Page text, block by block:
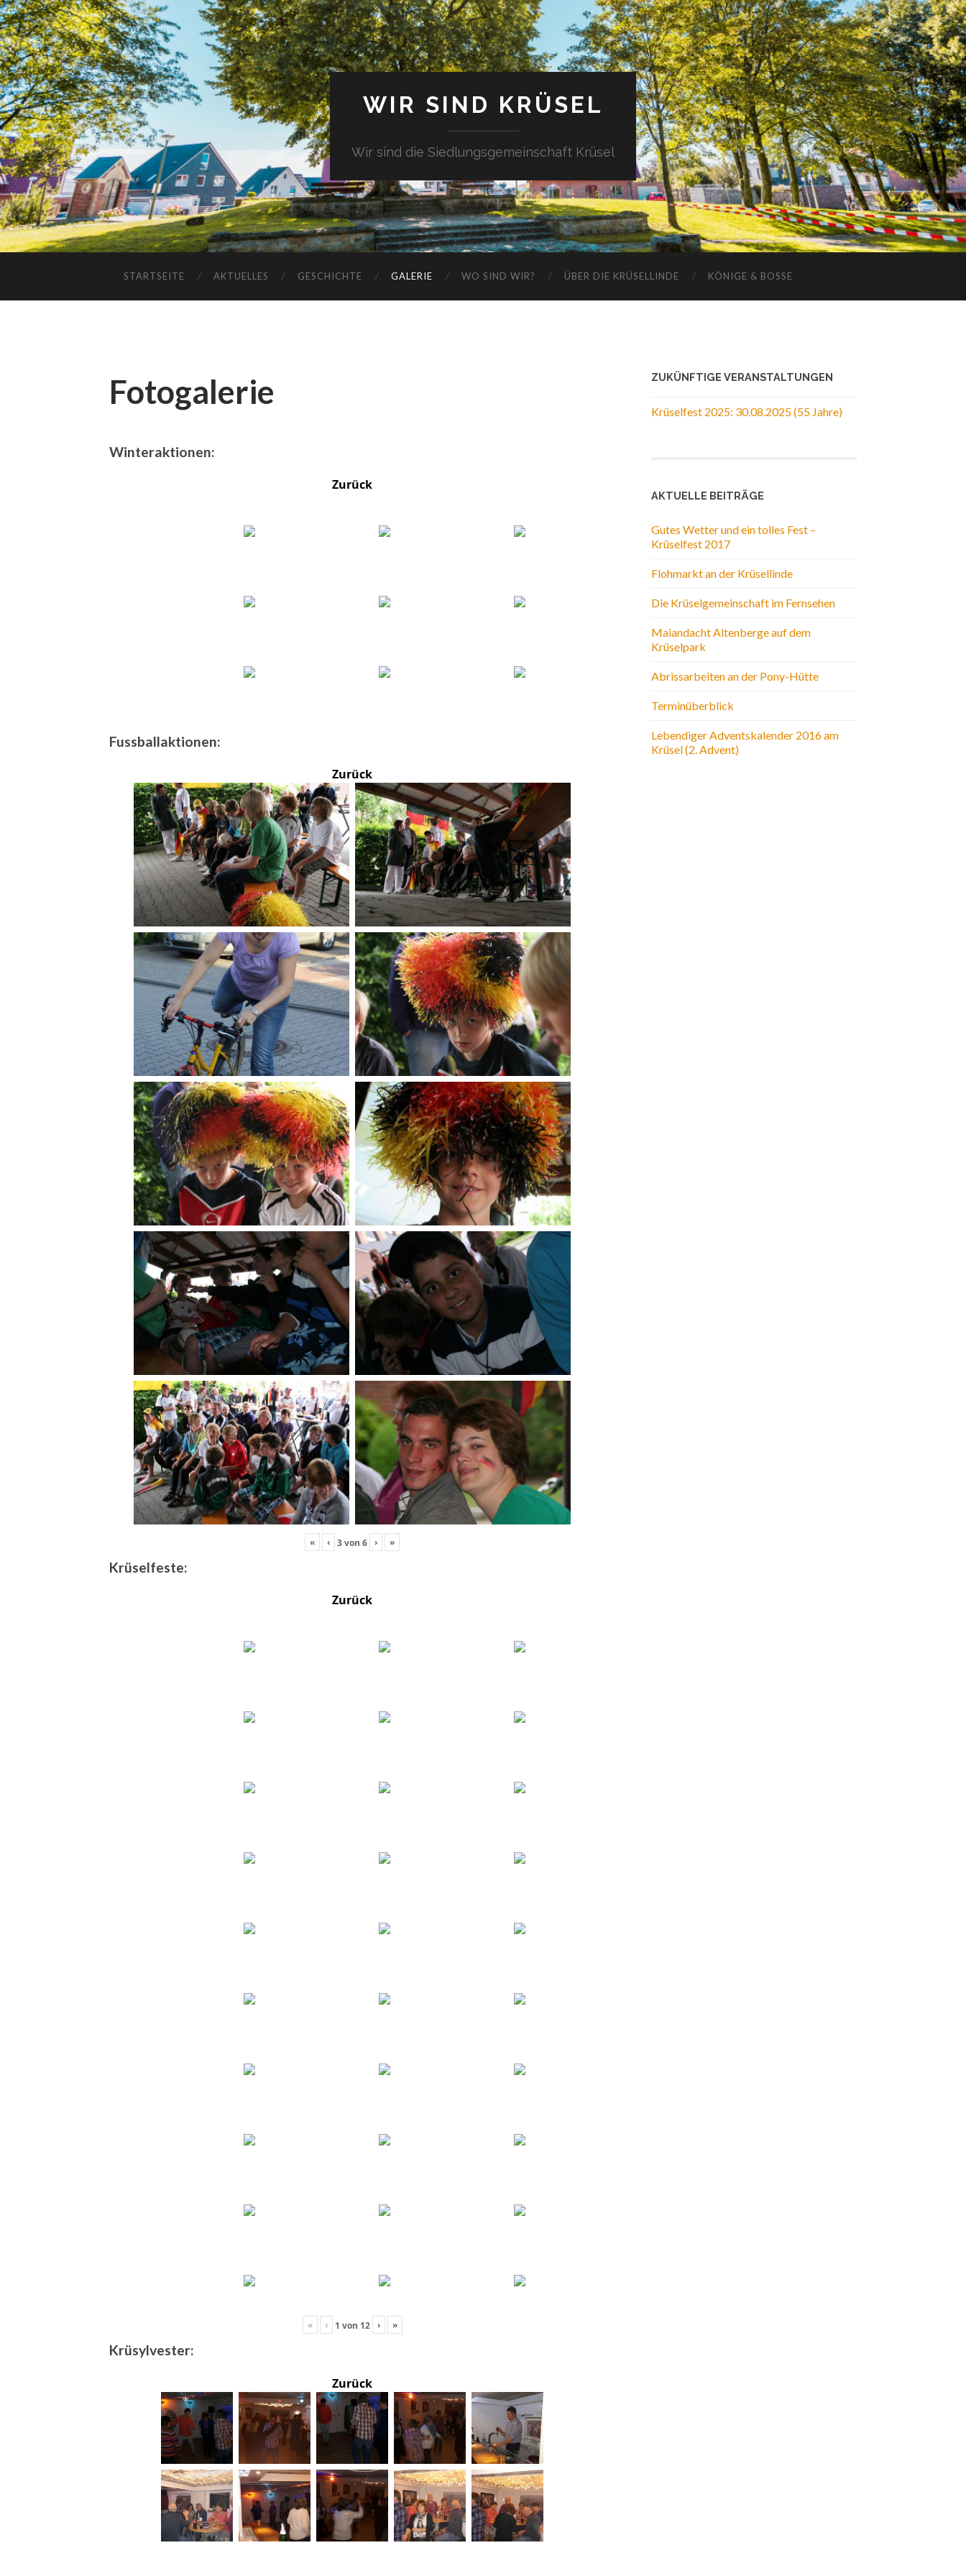
WIR SIND KRÜSEL
Wir sind die Siedlungsgemeinschaft Krüsel
STARTSEITE AKTUELLES GESCHICHTE GALERIE WO SIND WIR? ÜBER DIE KRÜSELLINDE KÖNIGE & BOSSE
Fotogalerie
Winteraktionen:
Zurück
Fussballaktionen:
Zurück
« ‹ 3von 6 › »
Krüselfeste:
Zurück
« ‹ 1 von 12 › »
Krüsylvester:
Zurück
ZUKÜNFTIGE VERANSTALTUNGEN
Krüselfest 2025: 30.08.2025 (55 Jahre)
AKTUELLE BEITRÄGE
Gutes Wetter und ein tolles Fest –
Krüselfest 2017
Flohmarkt an der Krüsellinde
Die Krüselgemeinschaft im Fernsehen
Maiandacht Altenberge auf dem
Krüselpark
Abrissarbeiten an der Pony-Hütte
Terminüberblick
Lebendiger Adventskalender 2016 am
Krüsel (2. Advent)